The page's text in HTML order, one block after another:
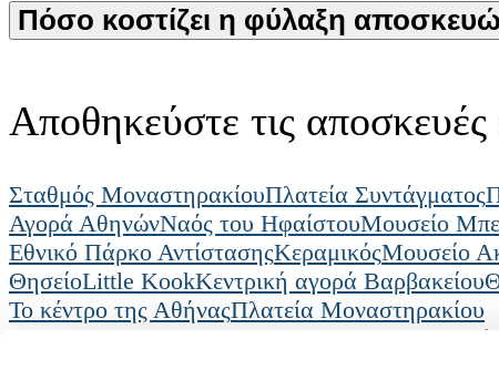
Πόσο κοστίζει η φύλαξη
Αποθηκεύστε τις
Σταθμός ΜοναστηρακίουΠλατεία Συντάγματος
Αγορά ΑθηνώνΝαός του ΗφαίστουΜουσείο
Εθνικό Πάρκο ΑντίστασηςΚεραμικόςΜουσείο
ΘησείοLittle KookΚεντρική αγορά Βαρβακείου
Το κέντρο της ΑθήναςΠλατεία Μοναστηρακίου